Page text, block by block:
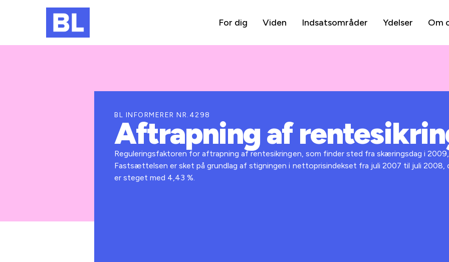
For dig Viden Indsatsområder Ydelser Om
BL INFORMERER NR.4298
Aftrapning af
Reguleringsfaktoren for aftrapning af rentesikringen, som finder sted fra skæringsdag i
Fastsættelsen er sket på grundlag af stigningen i nettoprisindekset fra juli 2007 til juli 2008,
er steget med 4,43 %.